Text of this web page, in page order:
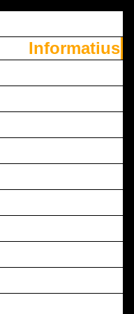
Informatius